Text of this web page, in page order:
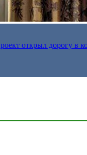
открыл дорогу в